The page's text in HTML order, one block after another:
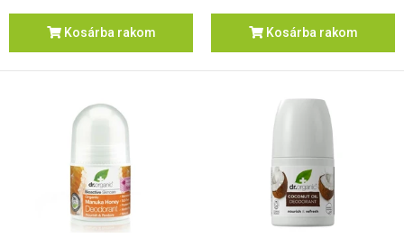
Kosárba rakom Kosárba rakom